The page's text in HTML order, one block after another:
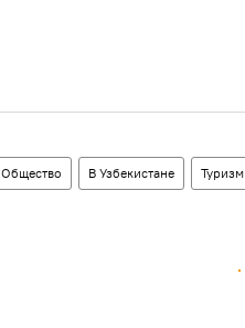
Общество В Узбекистане Туризм